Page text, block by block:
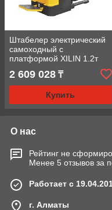
Штабелер электрический
самоходный с
платформой XILIN 1.2т
2 609 028 ₸
Купить
О нас
Рейтинг не
Менее 5 отзывов за
Работает с
г. Алматы